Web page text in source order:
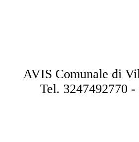
AVIS Comunale di
Tel. 3247492770 -